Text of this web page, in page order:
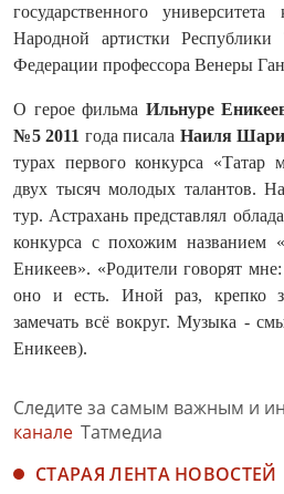
государственного
Народной артистки Республики
Федерации профессора Венеры
О герое фильма Ильнуре
№5 2011 года писала Наиля
турах первого конкурса «Татар
двух тысяч молодых талантов.
тур. Астрахань представлял
конкурса с похожим названием
Еникеев». «Родители говорят
оно и есть. Иной раз, крепко
замечать всё вокруг. Музыка -
Еникеев).
Следите за самым важным и
канале Татмедиа
СТАРАЯ ЛЕНТА НОВОСТЕЙ